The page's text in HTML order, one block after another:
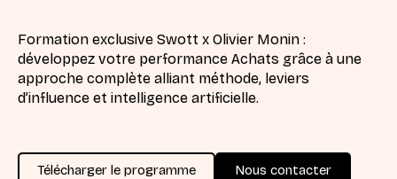
Formation exclusive Swott x Olivier Monin :
développez votre performance Achats grâce à une
approche complète alliant méthode, leviers
d’influence et intelligence artificielle.
Télécharger le programme Nous contacter